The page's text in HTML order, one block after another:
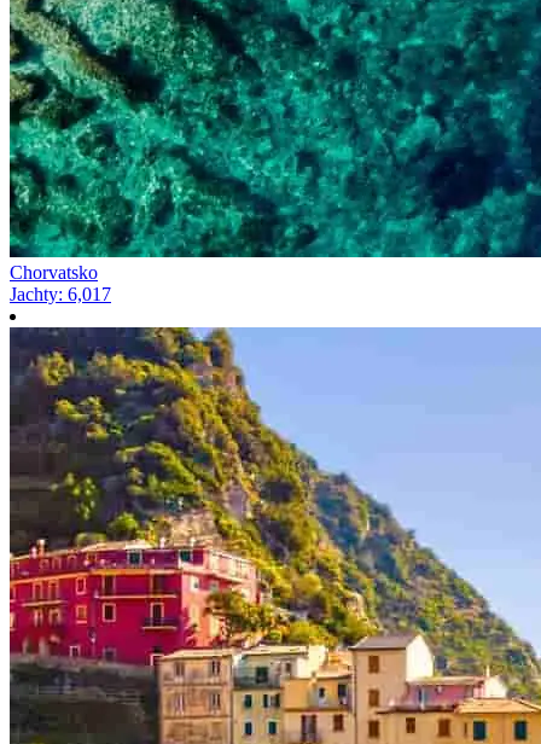
Chorvatsko
Jachty: 6,017